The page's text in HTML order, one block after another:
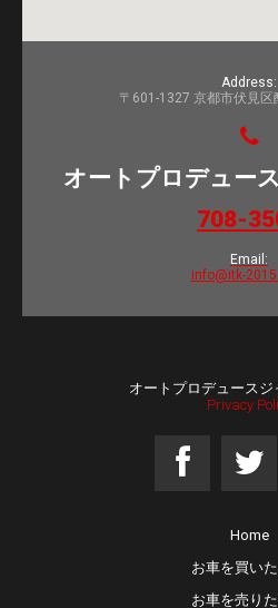
Address:
〒601-1327 京都市伏見区
オートプロデュー
708-
Email:
info@itk-
オートプロデュースジ
Privacy
Home
お車を買い
お車を売り